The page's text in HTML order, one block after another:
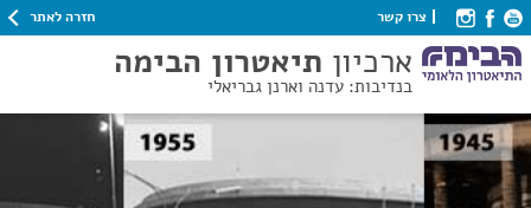
צרו קשר חזרה לאתר
ארכיון תיאטרון הבימה
בנדיבות: עדנה וארנן גבריאלי